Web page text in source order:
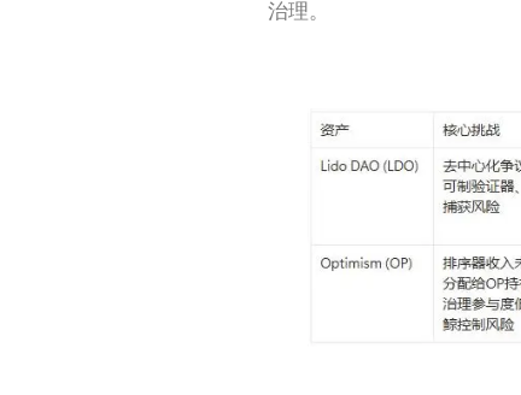
治理。